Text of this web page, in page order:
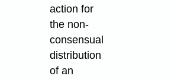
action for
the non-
consensual
distribution
of an